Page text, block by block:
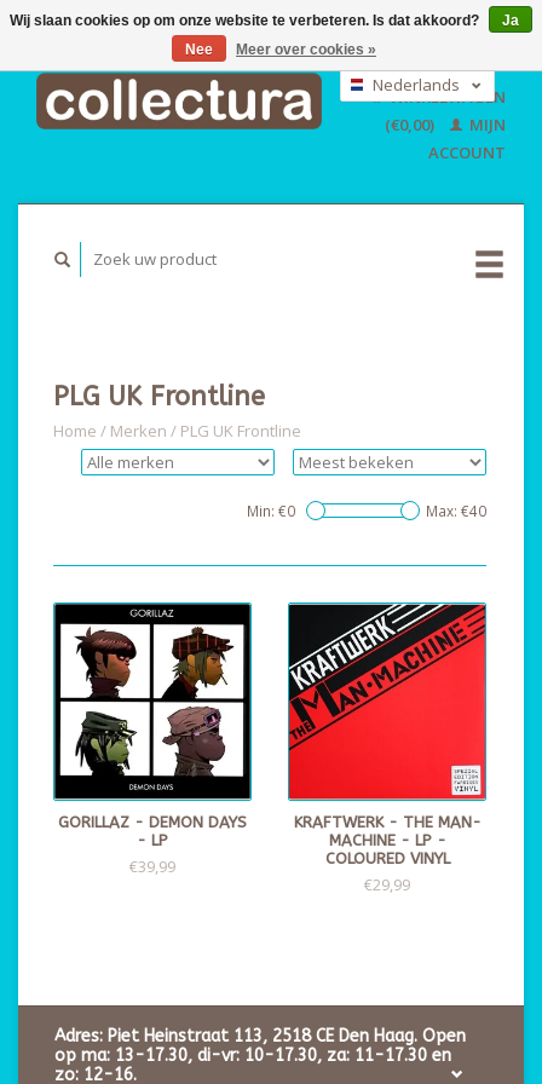
EUR
GBP
USD
Nederlands
English
WINKELWAGEN
(€0,00)
MIJN
ACCOUNT
PLG UK Frontline
Home / Merken / PLG UK Frontline
Min: €0 Max: €40
GORILLAZ - DEMON DAYS
- LP
€39,99
KRAFTWERK - THE MAN-
MACHINE - LP -
COLOURED VINYL
€29,99
Adres: Piet Heinstraat 113, 2518 CE Den Haag. Open
op ma: 13-17.30, di-vr: 10-17.30, za: 11-17.30 en
zo: 12-16.
Wij slaan cookies op om onze website te verbeteren. Is dat akkoord?
Ja
Nee
Meer over cookies »